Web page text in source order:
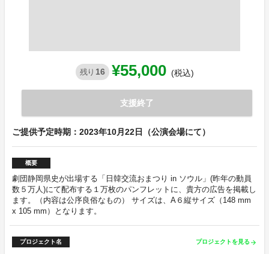
残り 16 ¥55,000 (税込)
支援終了
ご提供予定時期：2023年10月22日（公演会場にて）
概要
劇団静岡県史が出場する「日韓交流おまつり in ソウル」(昨年の動員
数５万人)にて配布する１万枚のパンフレットに、貴方の広告を掲載し
ます。（内容は公序良俗なもの） サイズは、A６縦サイズ（148 mm
x 105 mm）となります。
プロジェクト名 プロジェクトを見る arrow_forward